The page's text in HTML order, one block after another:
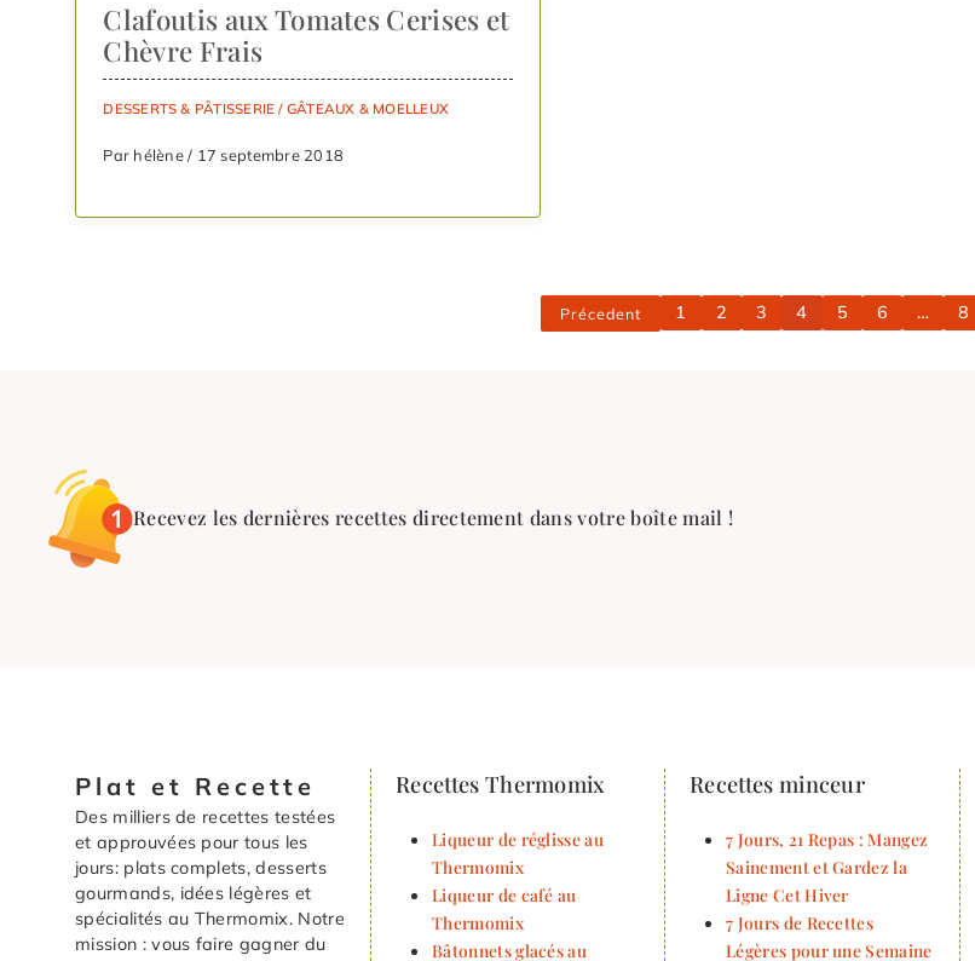
Clafoutis aux Tomates Cerises et
Chèvre Frais
DESSERTS & PÂTISSERIE / GÂTEAUX & MOELLEUX
Par hélène / 17 septembre 2018
Précedent 1 2 3 4 5 6 … 8
Recevez les dernières recettes directement dans votre boîte mail !
Plat et Recette
Des milliers de recettes testées
et approuvées pour tous les
jours: plats complets, desserts
gourmands, idées légères et
spécialités au Thermomix. Notre
mission : vous faire gagner du
Recettes Thermomix
Liqueur de réglisse au
Thermomix
Liqueur de café au
Thermomix
Bâtonnets glacés au
Recettes minceur
7 Jours, 21 Repas : Mangez
Sainement et Gardez la
Ligne Cet Hiver
7 Jours de Recettes
Légères pour une Semaine